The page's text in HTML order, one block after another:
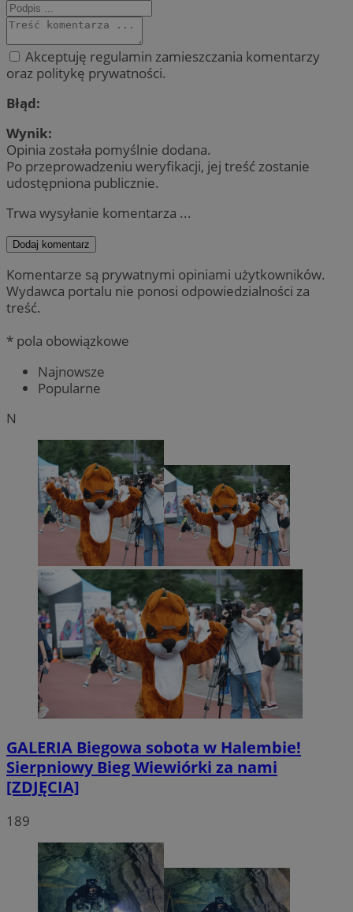
Akceptuję regulamin zamieszczania komentarzy
oraz politykę prywatności.
Błąd:
Wynik:
Opinia została pomyślnie dodana.
Po przeprowadzeniu weryfikacji, jej treść zostanie
udostępniona publicznie.
Trwa wysyłanie komentarza ...
Dodaj komentarz
Komentarze są prywatnymi opiniami użytkowników.
Wydawca portalu nie ponosi odpowiedzialności za
treść.
* pola obowiązkowe
Najnowsze
Popularne
N
GALERIA Biegowa sobota w Halembie!
Sierpniowy Bieg Wiewiórki za nami
[ZDJĘCIA]
189